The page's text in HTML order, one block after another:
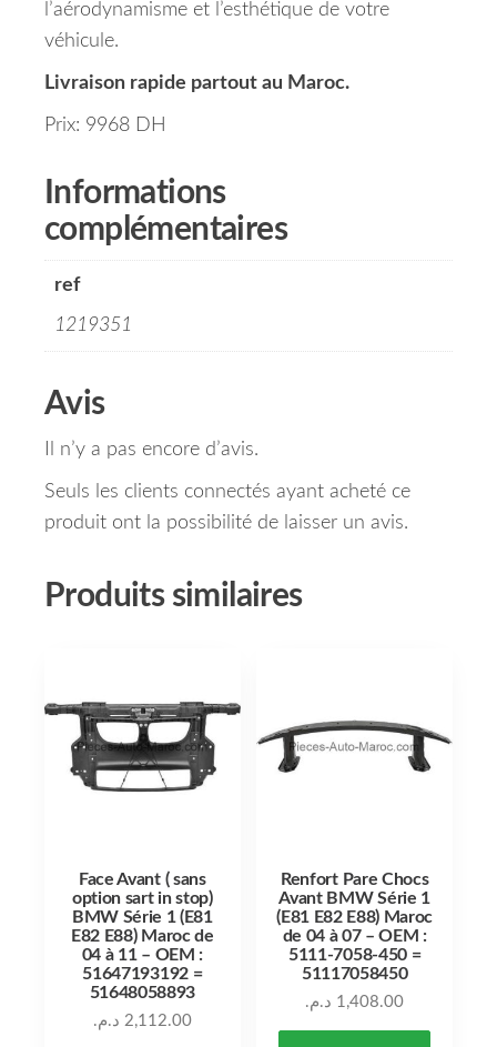
l’aérodynamisme et l’esthétique de votre
véhicule.
Livraison rapide partout au Maroc.
Prix: 9968 DH
Informations
complémentaires
ref
1219351
Avis
Il n’y a pas encore d’avis.
Seuls les clients connectés ayant acheté ce
produit ont la possibilité de laisser un avis.
Produits similaires
Face Avant ( sans
option sart in stop)
BMW Série 1 (E81
E82 E88) Maroc de
04 à 11 – OEM :
51647193192 =
51648058893
2,112.00 د.م.
Renfort Pare Chocs
Avant BMW Série 1
(E81 E82 E88) Maroc
de 04 à 07 – OEM :
5111-7058-450 =
51117058450
1,408.00 د.م.